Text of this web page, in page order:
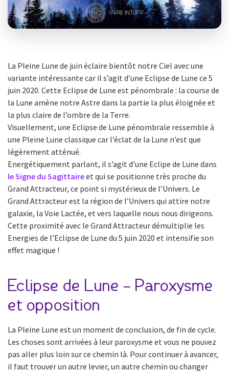
La Pleine Lune de juin éclaire bientôt notre Ciel avec une
variante intéressante car il s’agit d’une Eclipse de Lune ce 5
juin 2020. Cette Eclipse de Lune est pénombrale : la course de
la Lune amène notre Astre dans la partie la plus éloignée et
la plus claire de l’ombre de la Terre.
Visuellement, une Eclipse de Lune pénombrale ressemble à
une Pleine Lune classique car l’éclat de la Lune n’est que
légèrement atténué.
Energétiquement parlant, il s’agit d’une Eclipe de Lune dans
le Signe du Sagittaireet qui se positionne très proche du
Grand Attracteur, ce point si mystérieux de l’Univers. Le
Grand Attracteur est la région de l’Univers qui attire notre
galaxie, la Voie Lactée, et vers laquelle nous nous dirigeons.
Cette proximité avec le Grand Attracteur démultiplie les
Energies de l’Eclipse de Lune du 5 juin 2020 et intensifie son
effet magique !
Eclipse de Lune – Paroxysme
et opposition
La Pleine Lune est un moment de conclusion, de fin de cycle.
Les choses sont arrivées à leur paroxysme et vous ne pouvez
pas aller plus loin sur ce chemin là. Pour continuer à avancer,
il faut trouver un autre levier, un autre chemin ou changer